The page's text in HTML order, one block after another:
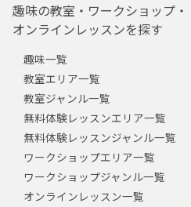
趣味の教室・ワークショップ・
オンラインレッスンを探す
趣味一覧
教室エリア一覧
教室ジャンル一覧
無料体験レッスンエリア一覧
無料体験レッスンジャンル一覧
ワークショップエリア一覧
ワークショップジャンル一覧
オンラインレッスン一覧